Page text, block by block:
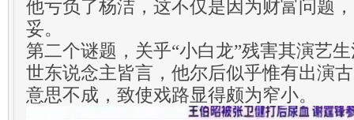
他亏负了杨洁，这不仅是因为财富问题
妥。
第二个谜题，关乎“小白龙”残害其演艺
世东说念主皆言，他尔后似乎惟有出演
意思不成，致使戏路显得颇为窄小。